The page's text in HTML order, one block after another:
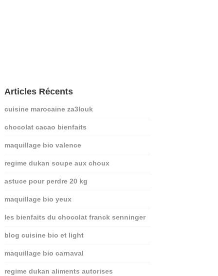
Articles Récents
cuisine marocaine za3louk
chocolat cacao bienfaits
maquillage bio valence
regime dukan soupe aux choux
astuce pour perdre 20 kg
maquillage bio yeux
les bienfaits du chocolat franck senninger
blog cuisine bio et light
maquillage bio carnaval
regime dukan aliments autorises